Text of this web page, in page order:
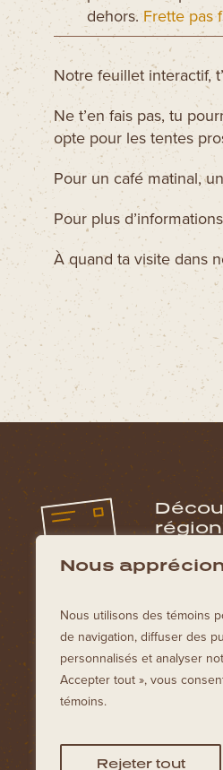
Nous
Nous utilisons des témoins
de navigation, diffuser des
personnalisés et analyser
Accepter tout », vous
témoins.
Rejeter tout
dehors.Frette pas
Notre feuillet interactif,
Ne t’en fais pas, tu
opte pour les tentes
Pour un café matinal,
Pour plus
À quand ta visite dans
Inscris toi
de La